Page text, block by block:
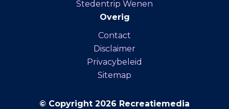
Stedentrip Wenen
Overig
Contact
Disclaimer
Privacybeleid
Sitemap
© Copyright 2026 Recreatiemedia